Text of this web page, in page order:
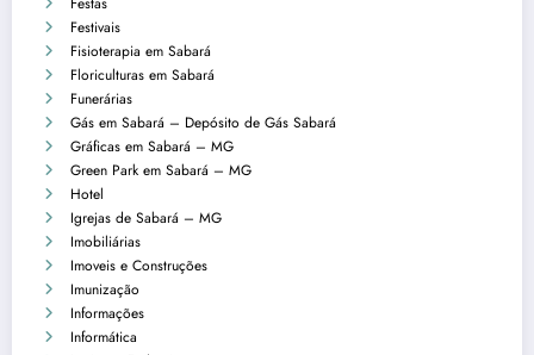
Festivais
Fisioterapia em Sabará
Floriculturas em Sabará
Funerárias
Gás em Sabará – Depósito de Gás Sabará
Gráficas em Sabará – MG
Green Park em Sabará – MG
Hotel
Igrejas de Sabará – MG
Imobiliárias
Imoveis e Construções
Imunização
Informações
Informática